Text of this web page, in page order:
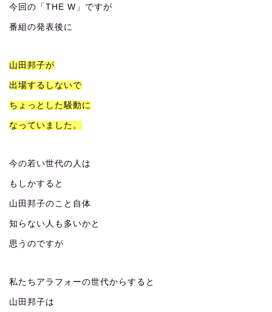
今回の「THE W」ですが
番組の発表後に
山田邦子が
出場するしないで
ちょっとした騒動に
なっていました。
今の若い世代の人は
もしかすると
山田邦子のこと自体
知らない人も多いかと
思うのですが
私たちアラフォーの世代からすると
山田邦子は